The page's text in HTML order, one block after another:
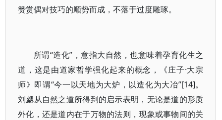
赞赏偶对技巧的顺势而成，不落于过度雕琢。
所谓“造化”，意指大自然，也意味着孕育化生之
道，这是由道家哲学强化起来的概念，《庄子·大宗
师》即谓“今一以天地为大炉，以造化为大冶”[14]。
刘勰从自然之道所得到的启示表明，无论是道的形质
外化，还是道内在于万物的法则，现象或事物间的关